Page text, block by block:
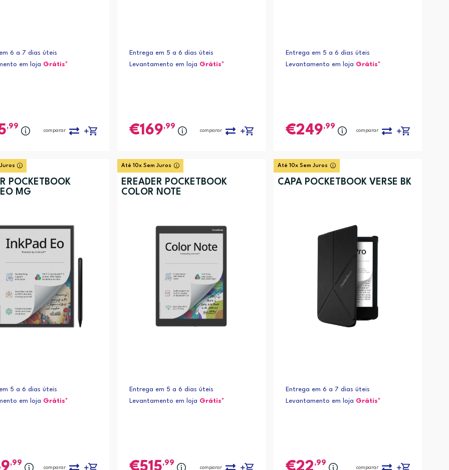
6 a 7 dias úteis
em loja Grátis*
,99
comparar
Entrega em 5 a 6 dias úteis
Levantamento em loja Grátis*
169,99
comparar
Entrega em 5 a 6 dias úteis
Levantamento em loja Grátis*
249,99
comparar
POCKETBOOK
EO MG
5 a 6 dias úteis
em loja Grátis*
,99
comparar
Até 10x Sem Juros
EREADER POCKETBOOK
COLOR NOTE
Entrega em 5 a 6 dias úteis
Levantamento em loja Grátis*
,99
comparar
Até 10x Sem Juros
CAPA POCKETBOOK VERSE BK
Entrega em 6 a 7 dias úteis
Levantamento em loja Grátis*
,99
comparar